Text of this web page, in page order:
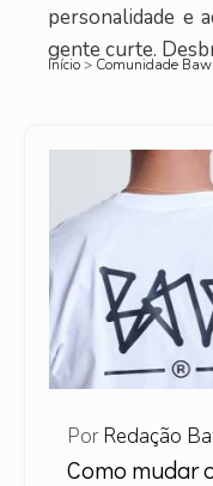
personalidade e
gente curte.
Início> Comunidade Baw
Como mudar
Por Redação